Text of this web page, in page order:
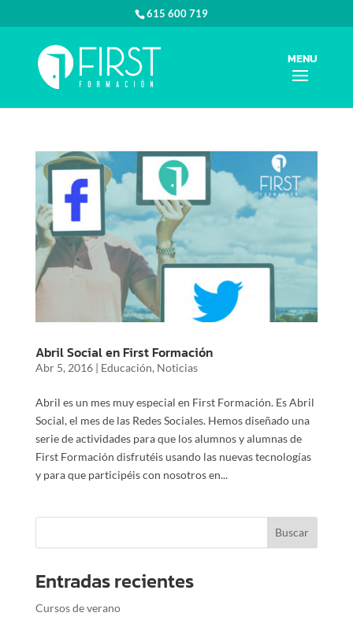
615 600 719
Abril Social en First Formación
Abr 5, 2016| Educación, Noticias
Abril es un mes muy especial en First Formación. Es Abril
Social, el mes de las Redes Sociales. Hemos diseñado una
serie de actividades para que los alumnos y alumnas de
First Formación disfrutéis usando las nuevas tecnologías
y para que participéis con nosotros en...
Entradas recientes
Cursos de verano